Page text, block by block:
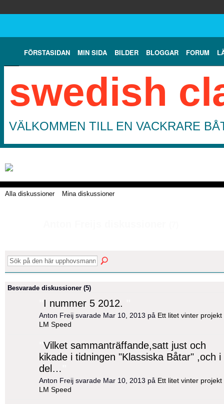
FÖRSTASIDAN MIN SIDA BILDER BLOGGAR FORUM
swedish
VÄLKOMMEN TILL EN VACKRARE
Alla diskussioner Mina diskussioner
Besvarade diskussioner (5)
I nummer 5 2012.
Anton Freij svarade Mar 10, 2013 på Ett litet vinter projekt
LM Speed
Vilket sammanträffande,satt just och
kikade i tidningen "Klassiska Båtar" ,och i
del…
Anton Freij svarade Mar 10, 2013 på Ett litet vinter projekt
LM Speed